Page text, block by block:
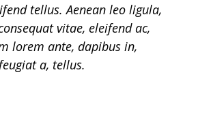
tellus. Aenean leo ligula,
vitae, eleifend ac,
lorem ante, dapibus in,
a, tellus.